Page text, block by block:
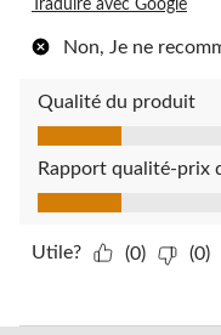
Traduire avec Google
Non, Je ne
Qualité du produit
Qualité du produit,
Rapport qualité-prix
Rapport qualité-prix
Utile? (0) (0)